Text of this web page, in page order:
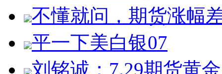
不懂就问，期货涨幅
平一下美白银07
刘铭诚：7.29期货黄